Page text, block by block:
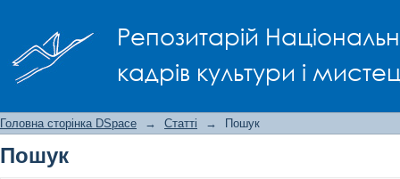
Репозитарій
кадрів культури і
Головна сторінка DSpace → Статті → Пошук
Пошук